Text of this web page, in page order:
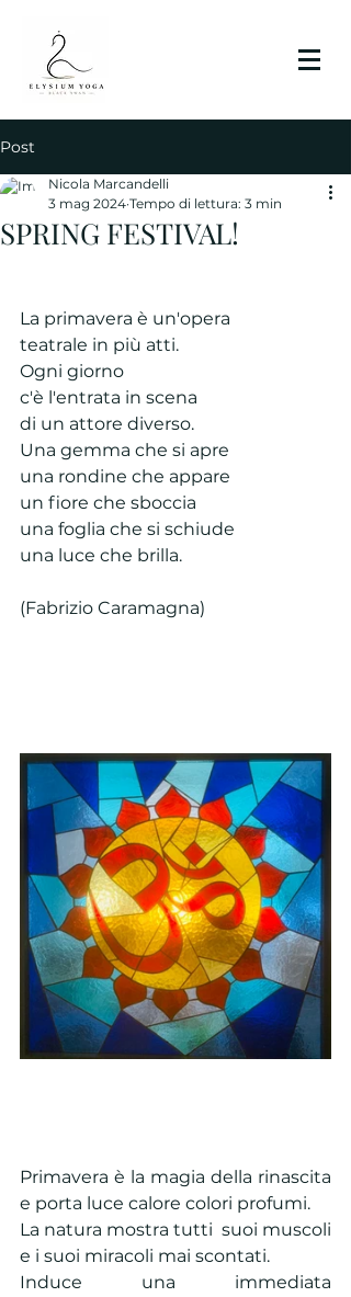
Post
SPRING FESTIVAL!
Nicola Marcandelli
3 mag 2024 Tempo di lettura: 3 min
La primavera è un'opera
teatrale in più atti.
Ogni giorno
c'è l'entrata in scena
di un attore diverso.
Una gemma che si apre
una rondine che appare
un fiore che sboccia
una foglia che si schiude
una luce che brilla.
(Fabrizio Caramagna)
Primavera è la magia della rinascita
e porta luce calore colori profumi.
La natura mostra tutti  suoi muscoli
e i suoi miracoli mai scontati.
Induce una immediata